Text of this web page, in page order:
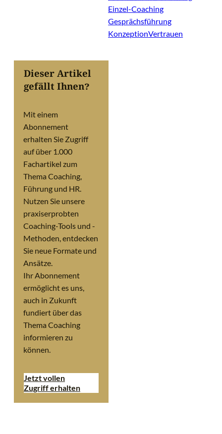
Einzel-Coaching
Gesprächsführung
KonzeptionVertrauen
Dieser Artikel
gefällt Ihnen?
Mit einem
Abonnement
erhalten Sie Zugriff
auf über 1.000
Fachartikel zum
Thema Coaching,
Führung und HR.
Nutzen Sie unsere
praxiserprobten
Coaching-Tools und -
Methoden, entdecken
Sie neue Formate und
Ansätze.
Ihr Abonnement
ermöglicht es uns,
auch in Zukunft
fundiert über das
Thema Coaching
informieren zu
können.
Jetzt vollen
Zugriff erhalten